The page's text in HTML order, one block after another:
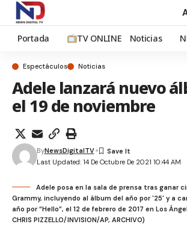
Portada TV ONLINE Noticias
Espectáculos Noticias
Adele lanzará nuevo
el 19 de noviembre
Last Updated: 14 De Octubre De 2021 10:44 AM
ByNewsDigitalTV
Adele posa en la sala de prensa tras ganar
Grammy, incluyendo al álbum del año por '25' y a
año por “Hello”, el 12 de febrero de 2017 en Los
CHRIS PIZZELLO/INVISION/AP, ARCHIVO)